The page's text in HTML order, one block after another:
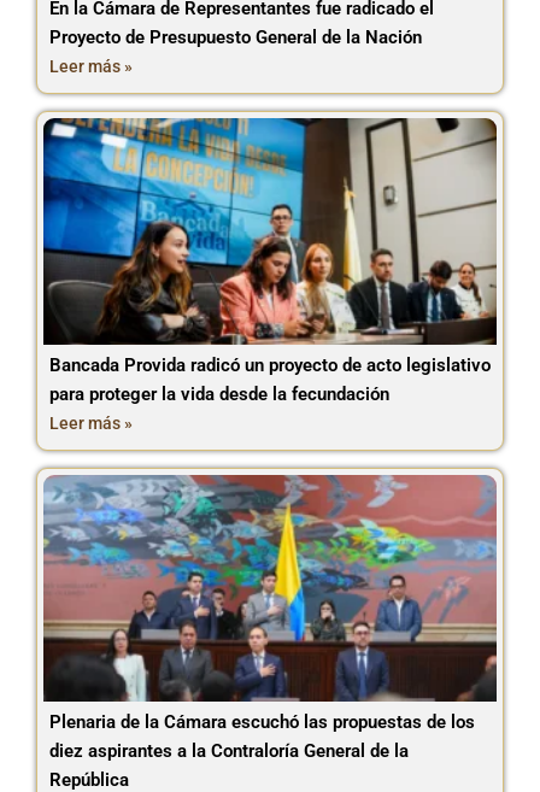
En la Cámara de Representantes fue radicado el
Proyecto de Presupuesto General de la Nación
Leer más »
Bancada Provida radicó un proyecto de acto legislativo
para proteger la vida desde la fecundación
Leer más »
Plenaria de la Cámara escuchó las propuestas de los
diez aspirantes a la Contraloría General de la
República